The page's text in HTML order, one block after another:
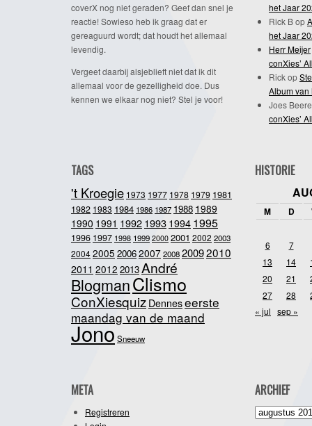
coverX nog niet geraden? Geef dan snel je
reactie! Sowieso heb ik graag dat er
gereaguurd wordt; dat houdt het allemaal
levendig.
Vergeet daarbij alsjeblieft niet dat ik dit
allemaal voor de gezelligheid doe. Dus
kennen we elkaar nog niet? Stel je voor!
het Jaar
Rick Bop
het Jaar
Herr Meijer
conXies’
Rickop
Album van
Joes
conXies’
TAGS
't Kroegie 1973 1977 1978 1979 1981
1982 1983 1984 1986 1987 1988 1989
1990 1991 19921993 1994 1995
1996 1997 1998 1999 2000 2001 2002 2003
20042005 20062007200820092010
2011 2012 2013André
BlogmanClismo
ConXiesquiz Denneseerste
maandag van de maand
JonoSneeuw
HISTORIE
M D
6
7
13
14
20
21
27
28
« jul sep »
META
Registreren
ARCHIEF
Archief